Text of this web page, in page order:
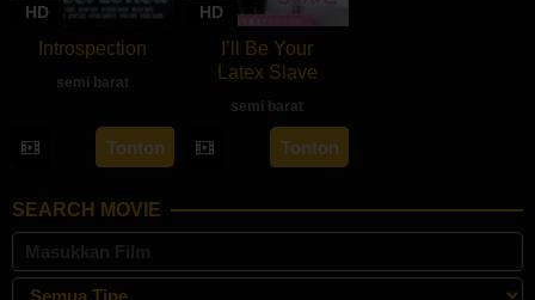
HD
Introspection
semi barat
rebahan21
Tonton
HD
I’ll Be Your
Latex Slave
semi barat
Tonton
SEARCH MOVIE